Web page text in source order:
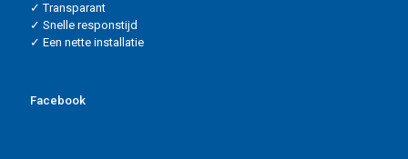
✓ Transparant
✓ Snelle responstijd
✓ Een nette installatie
Facebook